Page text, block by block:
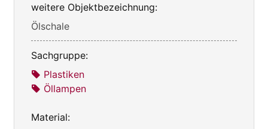
weitere Objektbezeichnung:
Ölschale
Sachgruppe:
Plastiken
Öllampen
Material: